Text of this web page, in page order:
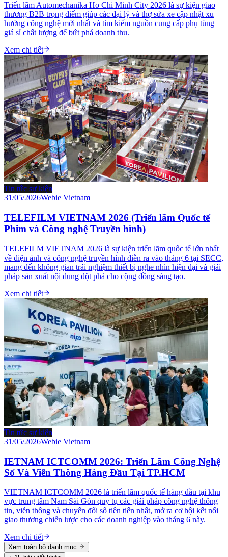
Triển lãm Automechanika Ho Chi Minh City 2026 là sự kiện giao
thương B2B trọng điểm giúp các đại lý và thợ sửa xe cập nhật xu
hướng công nghệ mới nhất và tìm kiếm nguồn cung cấp phụ tùng
giá sỉ chất lượng để bứt phá doanh thu.
Xem chi tiết
Tin tức sự kiện
31/05/2026Webie Vietnam
TELEFILM VIETNAM 2026 (Triển lãm Quốc tế
Phim và Công nghệ Truyền hình)
TELEFILM VIETNAM 2026 là sự kiện triển lãm quốc tế lớn nhất
về điện ảnh và công nghệ truyền hình diễn ra vào tháng 6 tại SECC,
mang đến không gian trải nghiệm thiết bị nghe nhìn hiện đại và giải
pháp sản xuất nội dung đột phá cho cộng đồng sáng tạo.
Xem chi tiết
Tin tức sự kiện
31/05/2026Webie Vietnam
IETNAM ICTCOMM 2026: Triển Lãm Công Nghệ
Số Và Viễn Thông Hàng Đầu Tại TP.HCM
VIETNAM ICTCOMM 2026 là triển lãm quốc tế hàng đầu tại khu
vực trung tâm Nam Sài Gòn quy tụ các giải pháp công nghệ thông
tin, viễn thông và chuyển đổi số tiên tiến nhất, mở ra cơ hội kết nối
giao thương chiến lược cho các doanh nghiệp vào tháng 6 này.
Xem chi tiết
Xem toàn bộ danh mục